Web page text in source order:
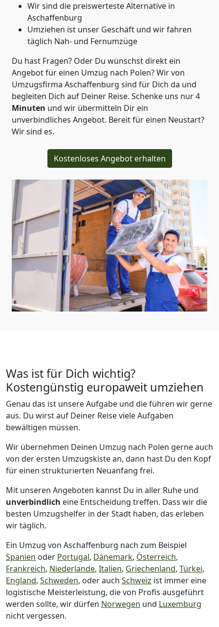
Wir sind die preiswerteste Alternative in
Aschaffenburg
Umziehen ist unser Geschäft und wir fahren
täglich Nah- und Fernumzüge
Du hast Fragen? Oder Du wünschst direkt ein
Angebot für einen Umzug nach Polen? Wir von
Umzugsfirma Aschaffenburg sind für Dich da und
begleiten Dich auf Deiner Reise. Schenke uns nur4
Minuten und wir übermitteln Dir ein
unverbindliches Angebot. Bereit für einen Neustart?
Wir sind es.
Kostenloses Angebot erhalten
Was ist für Dich wichtig?
Kostengünstig europaweit umziehen
Genau das ist unsere Aufgabe und die führen wir gerne
aus. Du wirst auf Deiner Reise viele Aufgaben
bewältigen müssen.
Wir übernehmen Deinen Umzug nach Polen gerne auch
von der ersten Umzugskiste an, dann hast Du den Kopf
für einen strukturierten Neuanfang frei.
Mit unseren Angeboten kannst Du in aller Ruhe und
unverbindlich eine Entscheidung treffen. Dass wir die
besten Umzugshelfer in der Stadt haben, das erleben
wir täglich.
Ein Umzug von Aschaffenburg nach zum Beispiel
Spanien oder Portugal, Dänemark, Österreich,
Frankreich, Niederlande, Italien, Griechenland, Türkei,
England, Schweden, oder auch Schweiz ist immer eine
logistische Meisterleistung, die von Profis ausgeführt
werden sollte, wir dürfen Norwegen und Luxemburg
nicht vergessen.